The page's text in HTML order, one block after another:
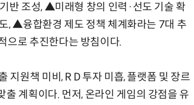
반 조성, ▲미래형 창의 인력·선도 기술 확
, ▲융합환경 제도 정책 체계화라는 7대 추
으로 추진한다는 방침이다.
지원책 미비, R D 투자 미흡, 플랫폼 및 장르
계획이다. 먼저, 온라인 게임의 강점을 유